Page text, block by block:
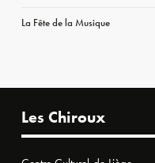
La Fête de la Musique
Les Chiroux